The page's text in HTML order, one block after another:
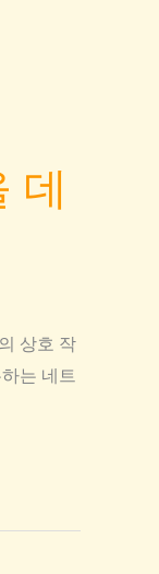
데
상호 작
는 네트